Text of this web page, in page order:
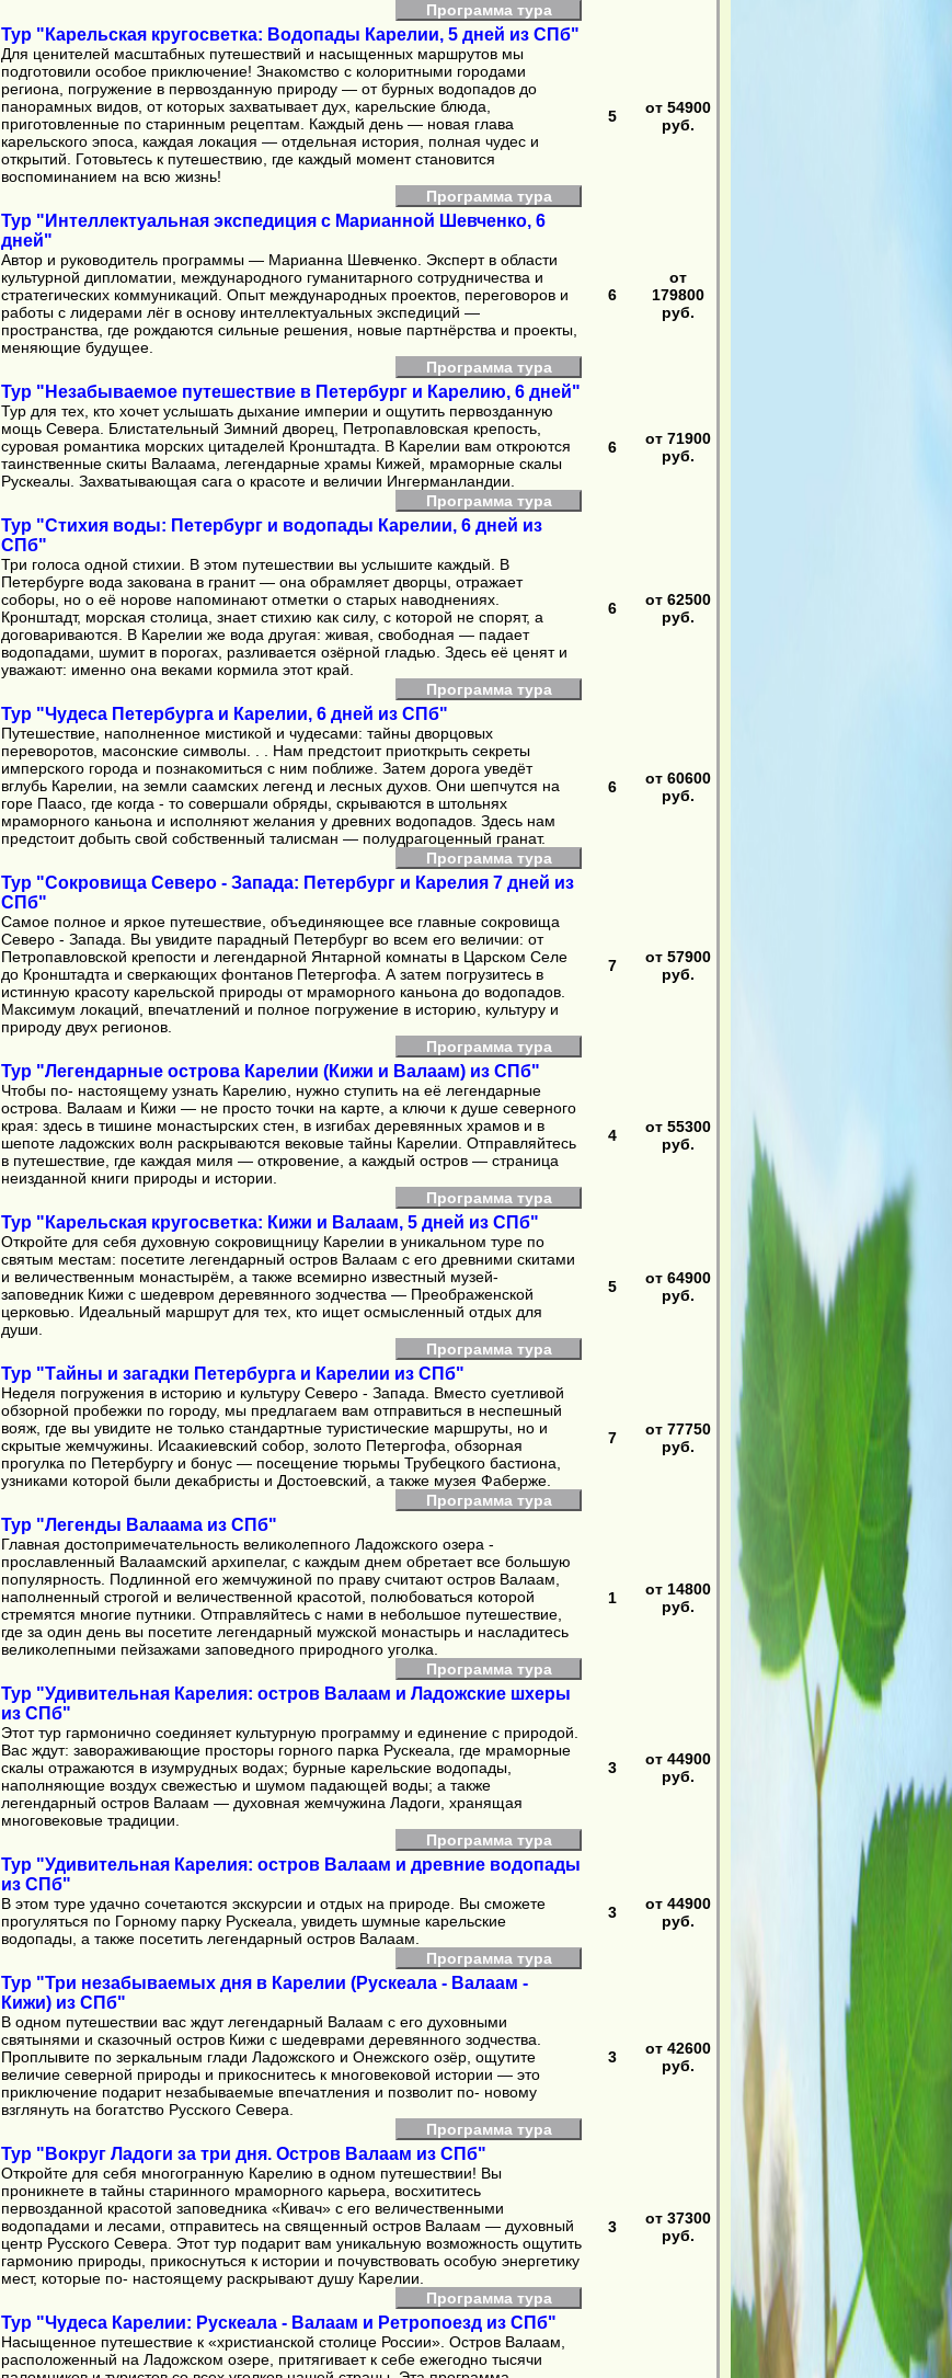
Программа тура
Тур "Карельская кругосветка: Водопады Карелии, 5 дней из СПб"
Для ценителей масштабных путешествий и насыщенных маршрутов мы
подготовили особое приключение! Знакомство с колоритными городами
региона, погружение в первозданную природу — от бурных водопадов до
панорамных видов, от которых захватывает дух, карельские блюда,
приготовленные по старинным рецептам. Каждый день — новая глава
карельского эпоса, каждая локация — отдельная история, полная чудес и
открытий. Готовьтесь к путешествию, где каждый момент становится
воспоминанием на всю жизнь!
Программа тура
5
от 54900
руб.
Тур "Интеллектуальная экспедиция с Марианной Шевченко, 6
дней"
Автор и руководитель программы — Марианна Шевченко. Эксперт в области
культурной дипломатии, международного гуманитарного сотрудничества и
стратегических коммуникаций. Опыт международных проектов, переговоров и
работы с лидерами лёг в основу интеллектуальных экспедиций —
пространства, где рождаются сильные решения, новые партнёрства и проекты,
меняющие будущее.
Программа тура
6
от
179800
руб.
Тур "Незабываемое путешествие в Петербург и Карелию, 6 дней"
Тур для тех, кто хочет услышать дыхание империи и ощутить первозданную
мощь Севера. Блистательный Зимний дворец, Петропавловская крепость,
суровая романтика морских цитаделей Кронштадта. В Карелии вам откроются
таинственные скиты Валаама, легендарные храмы Кижей, мраморные скалы
Рускеалы. Захватывающая сага о красоте и величии Ингерманландии.
Программа тура
6
от 71900
руб.
Тур "Стихия воды: Петербург и водопады Карелии, 6 дней из
СПб"
Три голоса одной стихии. В этом путешествии вы услышите каждый. В
Петербурге вода закована в гранит — она обрамляет дворцы, отражает
соборы, но о её норове напоминают отметки о старых наводнениях.
Кронштадт, морская столица, знает стихию как силу, с которой не спорят, а
договариваются. В Карелии же вода другая: живая, свободная — падает
водопадами, шумит в порогах, разливается озёрной гладью. Здесь её ценят и
уважают: именно она веками кормила этот край.
Программа тура
6
от 62500
руб.
Тур "Чудеса Петербурга и Карелии, 6 дней из СПб"
Путешествие, наполненное мистикой и чудесами: тайны дворцовых
переворотов, масонские символы. . . Нам предстоит приоткрыть секреты
имперского города и познакомиться с ним поближе. Затем дорога уведёт
вглубь Карелии, на земли саамских легенд и лесных духов. Они шепчутся на
горе Паасо, где когда - то совершали обряды, скрываются в штольнях
мраморного каньона и исполняют желания у древних водопадов. Здесь нам
предстоит добыть свой собственный талисман — полудрагоценный гранат.
Программа тура
6
от 60600
руб.
Тур "Сокровища Северо - Запада: Петербург и Карелия 7 дней из
СПб"
Самое полное и яркое путешествие, объединяющее все главные сокровища
Северо - Запада. Вы увидите парадный Петербург во всем его величии: от
Петропавловской крепости и легендарной Янтарной комнаты в Царском Селе
до Кронштадта и сверкающих фонтанов Петергофа. А затем погрузитесь в
истинную красоту карельской природы от мраморного каньона до водопадов.
Максимум локаций, впечатлений и полное погружение в историю, культуру и
природу двух регионов.
Программа тура
7
от 57900
руб.
Тур "Легендарные острова Карелии (Кижи и Валаам) из СПб"
Чтобы по‑ настоящему узнать Карелию, нужно ступить на её легендарные
острова. Валаам и Кижи — не просто точки на карте, а ключи к душе северного
края: здесь в тишине монастырских стен, в изгибах деревянных храмов и в
шепоте ладожских волн раскрываются вековые тайны Карелии. Отправляйтесь
в путешествие, где каждая миля — откровение, а каждый остров — страница
неизданной книги природы и истории.
Программа тура
4
от 55300
руб.
Тур "Карельская кругосветка: Кижи и Валаам, 5 дней из СПб"
Откройте для себя духовную сокровищницу Карелии в уникальном туре по
святым местам: посетите легендарный остров Валаам с его древними скитами
и величественным монастырём, а также всемирно известный музей‑
заповедник Кижи с шедевром деревянного зодчества — Преображенской
церковью. Идеальный маршрут для тех, кто ищет осмысленный отдых для
души.
Программа тура
5
от 64900
руб.
Тур "Тайны и загадки Петербурга и Карелии из СПб"
Неделя погружения в историю и культуру Северо - Запада. Вместо суетливой
обзорной пробежки по городу, мы предлагаем вам отправиться в неспешный
вояж, где вы увидите не только стандартные туристические маршруты, но и
скрытые жемчужины. Исаакиевский собор, золото Петергофа, обзорная
прогулка по Петербургу и бонус — посещение тюрьмы Трубецкого бастиона,
узниками которой были декабристы и Достоевский, а также музея Фаберже.
Программа тура
7
от 77750
руб.
Тур "Легенды Валаама из СПб"
Главная достопримечательность великолепного Ладожского озера -
прославленный Валаамский архипелаг, с каждым днем обретает все большую
популярность. Подлинной его жемчужиной по праву считают остров Валаам,
наполненный строгой и величественной красотой, полюбоваться которой
стремятся многие путники. Отправляйтесь с нами в небольшое путешествие,
где за один день вы посетите легендарный мужской монастырь и насладитесь
великолепными пейзажами заповедного природного уголка.
Программа тура
1
от 14800
руб.
Тур "Удивительная Карелия: остров Валаам и Ладожские шхеры
из СПб"
Этот тур гармонично соединяет культурную программу и единение с природой.
Вас ждут: завораживающие просторы горного парка Рускеала, где мраморные
скалы отражаются в изумрудных водах; бурные карельские водопады,
наполняющие воздух свежестью и шумом падающей воды; а также
легендарный остров Валаам — духовная жемчужина Ладоги, хранящая
многовековые традиции.
Программа тура
3
от 44900
руб.
Тур "Удивительная Карелия: остров Валаам и древние водопады
из СПб"
В этом туре удачно сочетаются экскурсии и отдых на природе. Вы сможете
прогуляться по Горному парку Рускеала, увидеть шумные карельские
водопады, а также посетить легендарный остров Валаам.
Программа тура
3
от 44900
руб.
Тур "Три незабываемых дня в Карелии (Рускеала - Валаам -
Кижи) из СПб"
В одном путешествии вас ждут легендарный Валаам с его духовными
святынями и сказочный остров Кижи с шедеврами деревянного зодчества.
Проплывите по зеркальным глади Ладожского и Онежского озёр, ощутите
величие северной природы и прикоснитесь к многовековой истории — это
приключение подарит незабываемые впечатления и позволит по‑ новому
взглянуть на богатство Русского Севера.
Программа тура
3
от 42600
руб.
Тур "Вокруг Ладоги за три дня. Остров Валаам из СПб"
Откройте для себя многогранную Карелию в одном путешествии! Вы
проникнете в тайны старинного мраморного карьера, восхититесь
первозданной красотой заповедника «Кивач» с его величественными
водопадами и лесами, отправитесь на священный остров Валаам — духовный
центр Русского Севера. Этот тур подарит вам уникальную возможность ощутить
гармонию природы, прикоснуться к истории и почувствовать особую энергетику
мест, которые по‑ настоящему раскрывают душу Карелии.
Программа тура
3
от 37300
руб.
Тур "Чудеса Карелии: Рускеала - Валаам и Ретропоезд из СПб"
Насыщенное путешествие к «христианской столице России». Остров Валаам,
расположенный на Ладожском озере, притягивает к себе ежегодно тысячи